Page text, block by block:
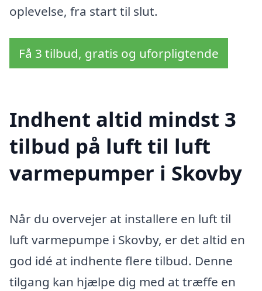
oplevelse, fra start til slut.
Få 3 tilbud, gratis og uforpligtende
Indhent altid mindst 3
tilbud på luft til luft
varmepumper i Skovby
Når du overvejer at installere en luft til
luft varmepumpe i Skovby, er det altid en
god idé at indhente flere tilbud. Denne
tilgang kan hjælpe dig med at træffe en